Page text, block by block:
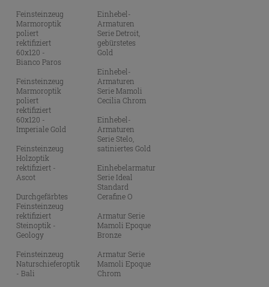
Feinsteinzeug
Marmoroptik
poliert
rektifiziert
60x120 -
Bianco Paros
Feinsteinzeug
Marmoroptik
poliert
rektifiziert
60x120 -
Imperiale Gold
Feinsteinzeug
Holzoptik
rektifiziert -
Ascot
Durchgefärbtes
Feinsteinzeug
rektifiziert
Steinoptik -
Geology
Feinsteinzeug
Naturschieferoptik
- Bali
Einhebel-
Armaturen
Serie Detroit,
gebürstetes
Gold
Einhebel-
Armaturen
Serie Mamoli
Cecilia Chrom
Einhebel-
Armaturen
Serie Stelo,
satiniertes Gold
Einhebelarmatur
Serie Ideal
Standard
Cerafine O
Armatur Serie
Mamoli Epoque
Bronze
Armatur Serie
Mamoli Epoque
Chrom